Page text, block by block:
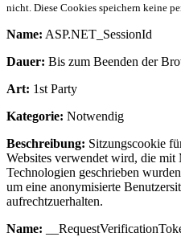
nicht. Diese Cookies speichern keine
Name: ASP.NET_SessionId
Dauer: Bis zum Beenden der
Art: 1st Party
Kategorie: Notwendig
Beschreibung: Sitzungscookie
Websites verwendet wird, die
Technologien geschrieben
um eine anonymisierte
aufrechtzuerhalten.
Name: